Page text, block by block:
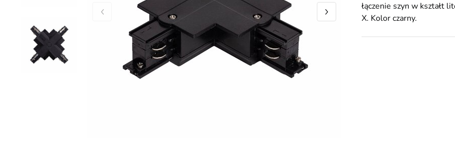
łączenie szyn w kształt
X. Kolor czarny.